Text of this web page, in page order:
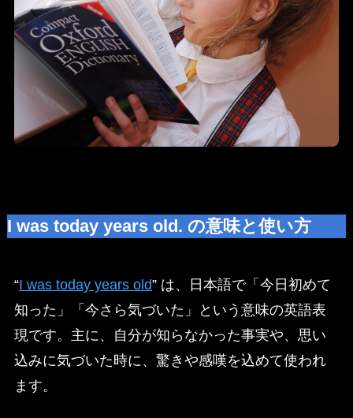
I was today years old. の意味と使い方
“I was today years old” は、日本語で「今日初めて
知った」「今さら気づいた」という意味の英語表
現です。主に、自分が知らなかった事実や、思い
込みに気づいた時に、驚きや感嘆を込めて使われ
ます。